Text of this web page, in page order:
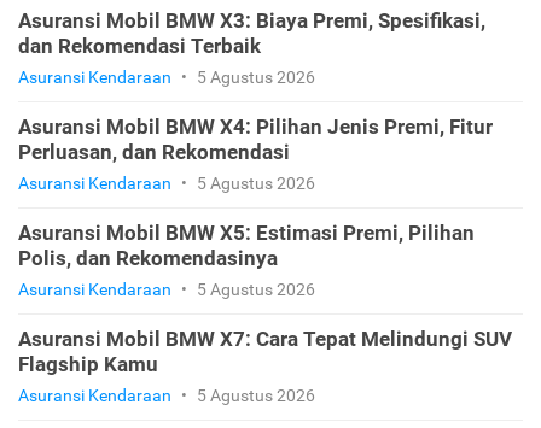
Asuransi Mobil BMW X3: Biaya Premi, Spesifikasi,
dan Rekomendasi Terbaik
Asuransi Kendaraan • 5 Agustus 2026
Asuransi Mobil BMW X4: Pilihan Jenis Premi, Fitur
Perluasan, dan Rekomendasi
Asuransi Kendaraan • 5 Agustus 2026
Asuransi Mobil BMW X5: Estimasi Premi, Pilihan
Polis, dan Rekomendasinya
Asuransi Kendaraan • 5 Agustus 2026
Asuransi Mobil BMW X7: Cara Tepat Melindungi SUV
Flagship Kamu
Asuransi Kendaraan • 5 Agustus 2026